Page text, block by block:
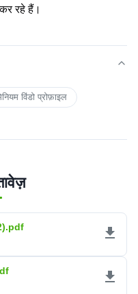
रहे हैं।
विंडो प्रोफ़ाइल